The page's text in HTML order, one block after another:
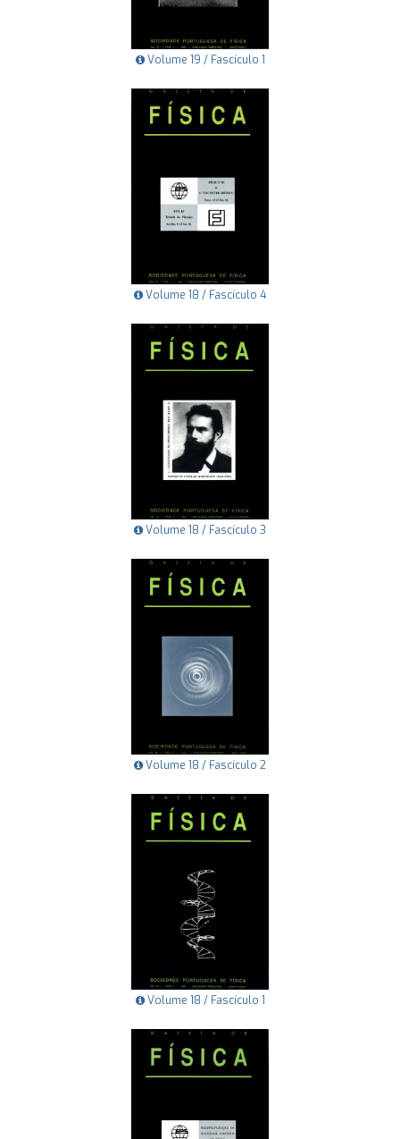
Volume 19 / Fascículo 1
Volume 18 / Fascículo 4
Volume 18 / Fascículo 3
Volume 18 / Fascículo 2
Volume 18 / Fascículo 1